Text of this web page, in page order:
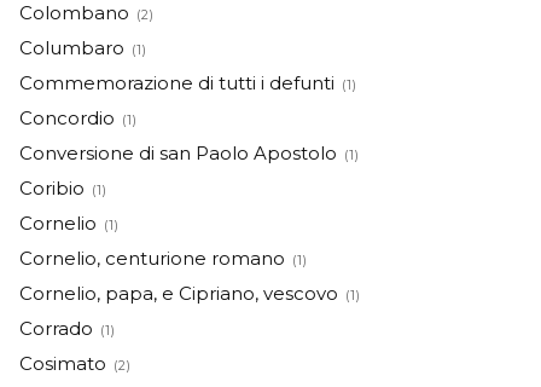
Colombano (2)
Columbaro (1)
Commemorazione di tutti i defunti (1)
Concordio (1)
Conversione di san Paolo Apostolo (1)
Coribio (1)
Cornelio (1)
Cornelio, centurione romano (1)
Cornelio, papa, e Cipriano, vescovo (1)
Corrado (1)
Cosimato (2)